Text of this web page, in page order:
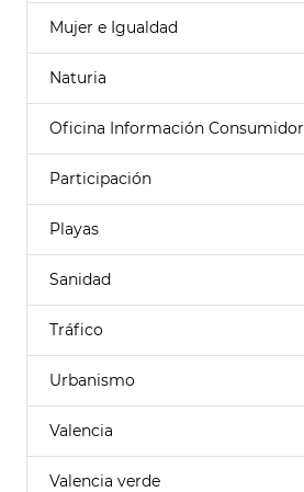
Mujer e Igualdad
Naturia
Oficina Información Consumidor
Participación
Playas
Sanidad
Tráfico
Urbanismo
Valencia
Valencia verde